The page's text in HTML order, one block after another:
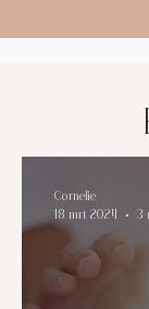
Cornelie
18 mrt 2024
3